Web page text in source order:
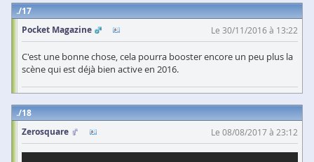
17
Pocket Magazine
Le 30/11/2016 à 13:22
C'est une bonne chose, cela pourra booster encore un peu plus la
scène qui est déjà bien active en 2016.
18
Zerosquare
Le 08/08/2017 à 23:12